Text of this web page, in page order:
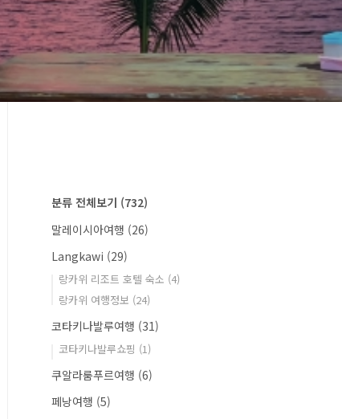
분류 전체보기 (732)
말레이시아여행 (26)
Langkawi (29)
랑카위 리조트 호텔 숙소 (4)
랑카위 여행정보 (24)
코타키나발루여행 (31)
코타키나발루쇼핑 (1)
쿠알라룸푸르여행 (6)
페낭여행 (5)